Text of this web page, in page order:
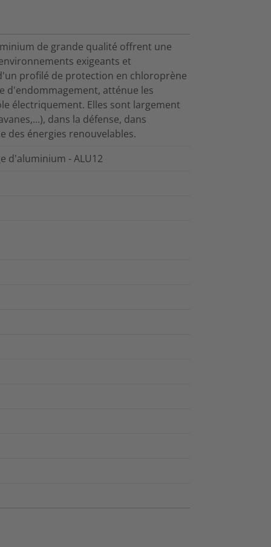
de grande qualité offrent une
exigeants et
profilé de protection en chloroprène
d'endommagement, atténue les
électriquement. Elles sont largement
dans la défense, dans
des énergies renouvelables.
d'aluminium - ALU12